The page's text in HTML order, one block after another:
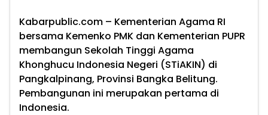
Kabarpublic.com – Kementerian Agama RI
bersama Kemenko PMK dan Kementerian PUPR
membangun Sekolah Tinggi Agama
Khonghucu Indonesia Negeri (STiAKIN) di
Pangkalpinang, Provinsi Bangka Belitung.
Pembangunan ini merupakan pertama di
Indonesia.